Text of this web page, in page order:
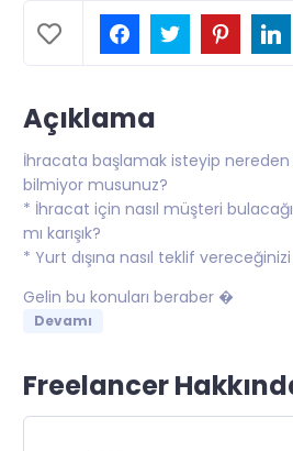
Açıklama
İhracata başlamak isteyip nereden
bilmiyor musunuz?
* İhracat için nasıl müşteri
mı karışık?
* Yurt dışına nasıl teklif
Gelin bu konuları beraber �
Devamı
Freelancer